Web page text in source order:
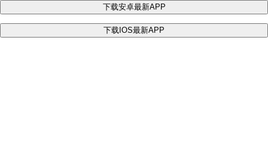
下载安卓最新APP
下载IOS最新APP